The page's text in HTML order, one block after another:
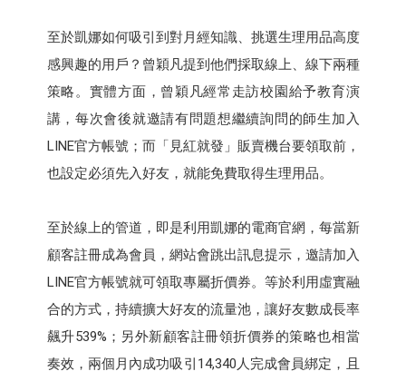
至於凱娜如何吸引到對月經知識、挑選生理用品高度
感興趣的用戶？曾穎凡提到他們採取線上、線下兩種
策略。實體方面，曾穎凡經常走訪校園給予教育演
講，每次會後就邀請有問題想繼續詢問的師生加入
LINE官方帳號；而「見紅就發」販賣機台要領取前，
也設定必須先入好友，就能免費取得生理用品。
至於線上的管道，即是利用凱娜的電商官網，每當新
顧客註冊成為會員，網站會跳出訊息提示，邀請加入
LINE官方帳號就可領取專屬折價券。等於利用虛實融
合的方式，持續擴大好友的流量池，讓好友數成長率
飆升539%；另外新顧客註冊領折價券的策略也相當
奏效，兩個月內成功吸引14,340人完成會員綁定，且